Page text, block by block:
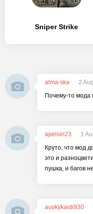
Sniper Strike
alma-ska
2
Почему-то мода
apelsin23
1
Круто, что мод
это и
пушка, и багов
auykykaidi930